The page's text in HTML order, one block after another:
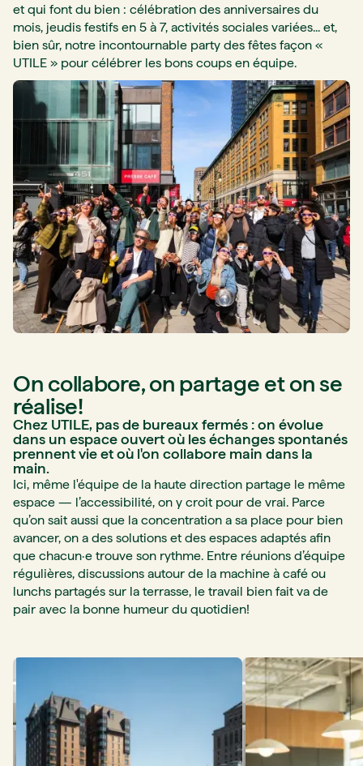
et qui font du bien : célébration des anniversaires du
mois, jeudis festifs en 5 à 7, activités sociales variées... et,
bien sûr, notre incontournable party des fêtes façon «
UTILE » pour célébrer les bons coups en équipe.
On collabore, on partage et on se
réalise!
Chez UTILE, pas de bureaux fermés : on évolue
dans un espace ouvert où les échanges spontanés
prennent vie et où l'on collabore main dans la
main.
Ici, même l'équipe de la haute direction partage le même
espace — l’accessibilité, on y croit pour de vrai. Parce
qu’on sait aussi que la concentration a sa place pour bien
avancer, on a des solutions et des espaces adaptés afin
que chacun·e trouve son rythme. Entre réunions d’équipe
régulières, discussions autour de la machine à café ou
lunchs partagés sur la terrasse, le travail bien fait va de
pair avec la bonne humeur du quotidien!